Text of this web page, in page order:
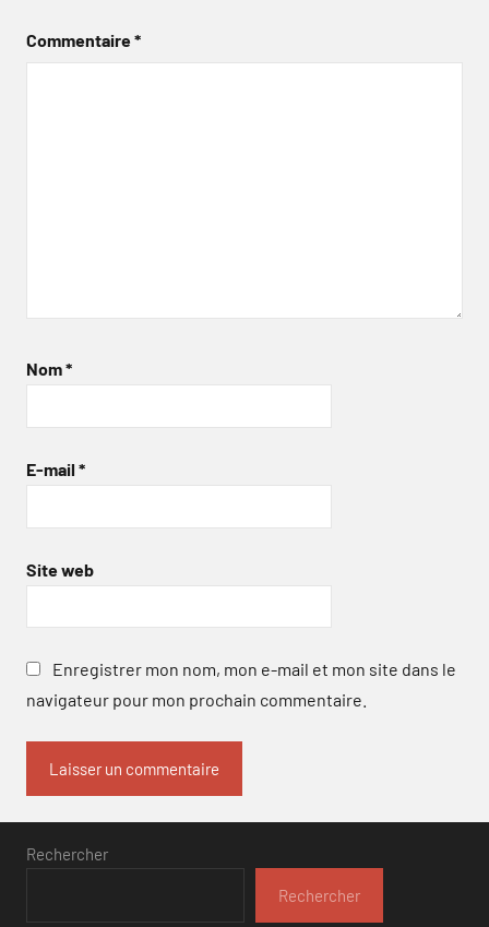
Commentaire*
Nom*
E-mail *
Site web
Enregistrer mon nom, mon e-mail et mon site dans le
navigateur pour mon prochain commentaire.
Rechercher
Rechercher